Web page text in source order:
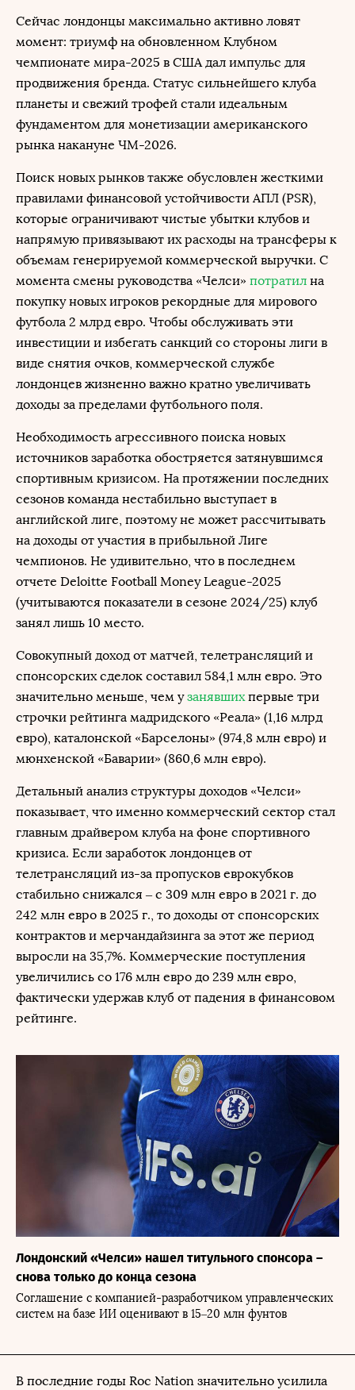
Сейчас лондонцы максимально активно ловят
момент: триумф на обновленном Клубном
чемпионате мира-2025 в США дал импульс для
продвижения бренда. Статус сильнейшего клуба
планеты и свежий трофей стали идеальным
фундаментом для монетизации американского
рынка накануне ЧМ-2026.
Поиск новых рынков также обусловлен жесткими
правилами финансовой устойчивости АПЛ (PSR),
которые ограничивают чистые убытки клубов и
напрямую привязывают их расходы на трансферы к
объемам генерируемой коммерческой выручки. С
момента смены руководства «Челси» потратил на
покупку новых игроков рекордные для мирового
футбола 2 млрд евро. Чтобы обслуживать эти
инвестиции и избегать санкций со стороны лиги в
виде снятия очков, коммерческой службе
лондонцев жизненно важно кратно увеличивать
доходы за пределами футбольного поля.
Необходимость агрессивного поиска новых
источников заработка обостряется затянувшимся
спортивным кризисом. На протяжении последних
сезонов команда нестабильно выступает в
английской лиге, поэтому не может рассчитывать
на доходы от участия в прибыльной Лиге
чемпионов. Не удивительно, что в последнем
отчете Deloitte Football Money League-2025
(учитываются показатели в сезоне 2024/25) клуб
занял лишь 10 место.
Совокупный доход от матчей, телетрансляций и
спонсорских сделок составил 584,1 млн евро. Это
значительно меньше, чем узанявшихпервые три
строчки рейтинга мадридского «Реала» (1,16 млрд
евро), каталонской «Барселоны» (974,8 млн евро) и
мюнхенской «Баварии» (860,6 млн евро).
Детальный анализ структуры доходов «Челси»
показывает, что именно коммерческий сектор стал
главным драйвером клуба на фоне спортивного
кризиса. Если заработок лондонцев от
телетрансляций из-за пропусков еврокубков
стабильно снижался – с 309 млн евро в 2021 г. до
242 млн евро в 2025 г., то доходы от спонсорских
контрактов и мерчандайзинга за этот же период
выросли на 35,7%. Коммерческие поступления
увеличились со 176 млн евро до 239 млн евро,
фактически удержав клуб от падения в финансовом
рейтинге.
Лондонский «Челси» нашел титульного спонсора –
снова только до конца сезона
Соглашение с компанией-разработчиком управленческих
систем на базе ИИ оценивают в 15–20 млн фунтов
В последние годы Roc Nation значительно усилила